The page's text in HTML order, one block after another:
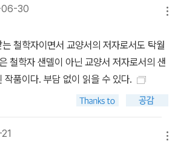
시방편의 제도개선과 보여주기 식의 ‘상생
, 시장과 시장의 역할에 대한 냉철한 도덕적
샌델은 도덕적, 시민적 갱생에 대한 희망은
적 담론의 장으로 이끌어낼 수 있는가에
살 수 없는 것들』은 바로 이러한 논의를 불
한계와 재화의 가치를 적절하게 평가하는
레임을 제공한다. 결국 이 책은 샌델의 표현
살아갈 것인가’에 관한 것이다.
30
철학자이면서 교양서의 저자로서도 탁월
철학자 샌델이 아닌 교양서 저자로서의 샌
작품이다. 부담 없이 읽을 수 있다.